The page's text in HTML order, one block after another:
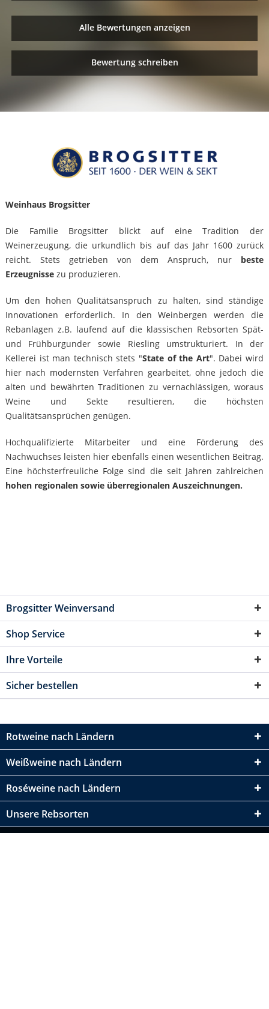
Alle Bewertungen anzeigen
Bewertung schreiben
Weinhaus Brogsitter
Die Familie Brogsitter blickt auf eine Tradition der
Weinerzeugung, die urkundlich bis auf das Jahr 1600 zurück
reicht. Stets getrieben von dem Anspruch, nur beste
Erzeugnissezu produzieren.
Um den hohen Qualitätsanspruch zu halten, sind ständige
Innovationen erforderlich. In den Weinbergen werden die
Rebanlagen z.B. laufend auf die klassischen Rebsorten Spät-
und Frühburgunder sowie Riesling umstrukturiert. In der
Kellerei ist man technisch stets "State of the Art". Dabei wird
hier nach modernsten Verfahren gearbeitet, ohne jedoch die
alten und bewährten Traditionen zu vernachlässigen, woraus
Weine und Sekte resultieren, die höchsten
Qualitätsansprüchen genügen.
Hochqualifizierte Mitarbeiter und eine Förderung des
Nachwuchses leisten hier ebenfalls einen wesentlichen Beitrag.
Eine höchsterfreuliche Folge sind die seit Jahren zahlreichen
hohen regionalen sowie überregionalen Auszeichnungen.
Brogsitter Weinversand
Shop Service
Ihre Vorteile
Sicher bestellen
Rotweine nach Ländern
Weißweine nach Ländern
Roséweine nach Ländern
Unsere Rebsorten